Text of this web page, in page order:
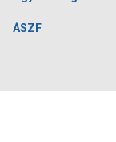
ÁSZF